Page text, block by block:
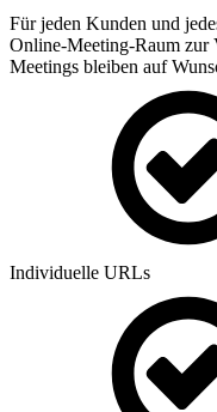
Für jeden Kunden und
Online-Meeting-Raum zur
Meetings bleiben auf
Individuelle URLs